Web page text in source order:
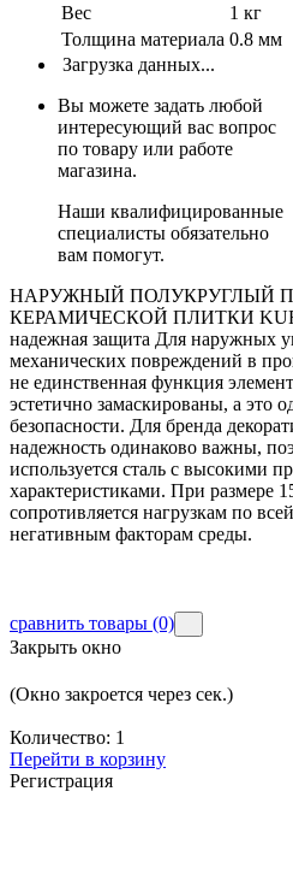
Вес
1 кг
Толщина материала 0.8 мм
Загрузка данных...
Вы можете задать любой
интересующий вас вопрос
по товару или работе
магазина.
Наши квалифицированные
специалисты обязательно
вам помогут.
НАРУЖНЫЙ ПОЛУКРУГЛЫЙ
КЕРАМИЧЕСКОЙ ПЛИТКИ
надежная защита Для наружных
механических повреждений в
не единственная функция
эстетично замаскированы, а это
безопасности. Для бренда
надежность одинаково важны,
используется сталь с высокими
характеристиками. При размере
сопротивляется нагрузкам по
негативным факторам среды.
сравнить товары (0)
Закрыть окно
(Окно закроется через сек.)
Количество: 1
Перейти в корзину
Регистрация